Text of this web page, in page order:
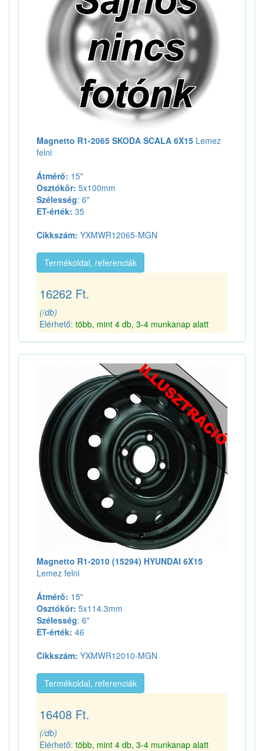
Magnetto R1-2065 SKODA SCALA 6X15 Lemez
felni
Átmérő: 15"
Osztókör: 5x100mm
Szélesség: 6"
ET-érték: 35
Cikkszám: YXMWR12065-MGN
Termékoldal, referenciák
16262 Ft.
(/db)
Elérhető: több, mint 4 db, 3-4 munkanap alatt
Magnetto R1-2010 (15294) HYUNDAI 6X15
Lemez felni
Átmérő: 15"
Osztókör: 5x114.3mm
Szélesség: 6"
ET-érték: 46
Cikkszám: YXMWR12010-MGN
Termékoldal, referenciák
16408 Ft.
(/db)
Elérhető: több, mint 4 db, 3-4 munkanap alatt